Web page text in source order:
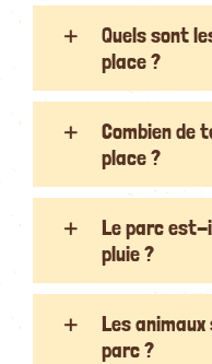
Quels sont
place ?
Combien de
place ?
Le parc est-
pluie ?
Les
parc ?